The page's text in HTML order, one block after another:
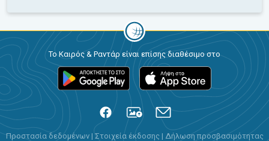
Το Καιρός & Ραντάρ είναι επίσης διαθέσιμο στο
Προστασία δεδομένων |Στοιχεία έκδοσης | Δήλωση προσβασιμότητας